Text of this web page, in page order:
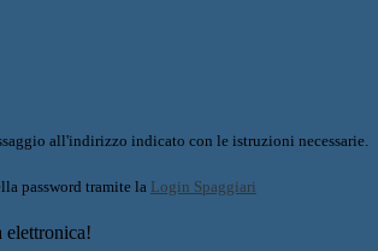
all'indirizzo indicato con le istruzioni necessarie.
password tramite la Login Spaggiari
elettronica!